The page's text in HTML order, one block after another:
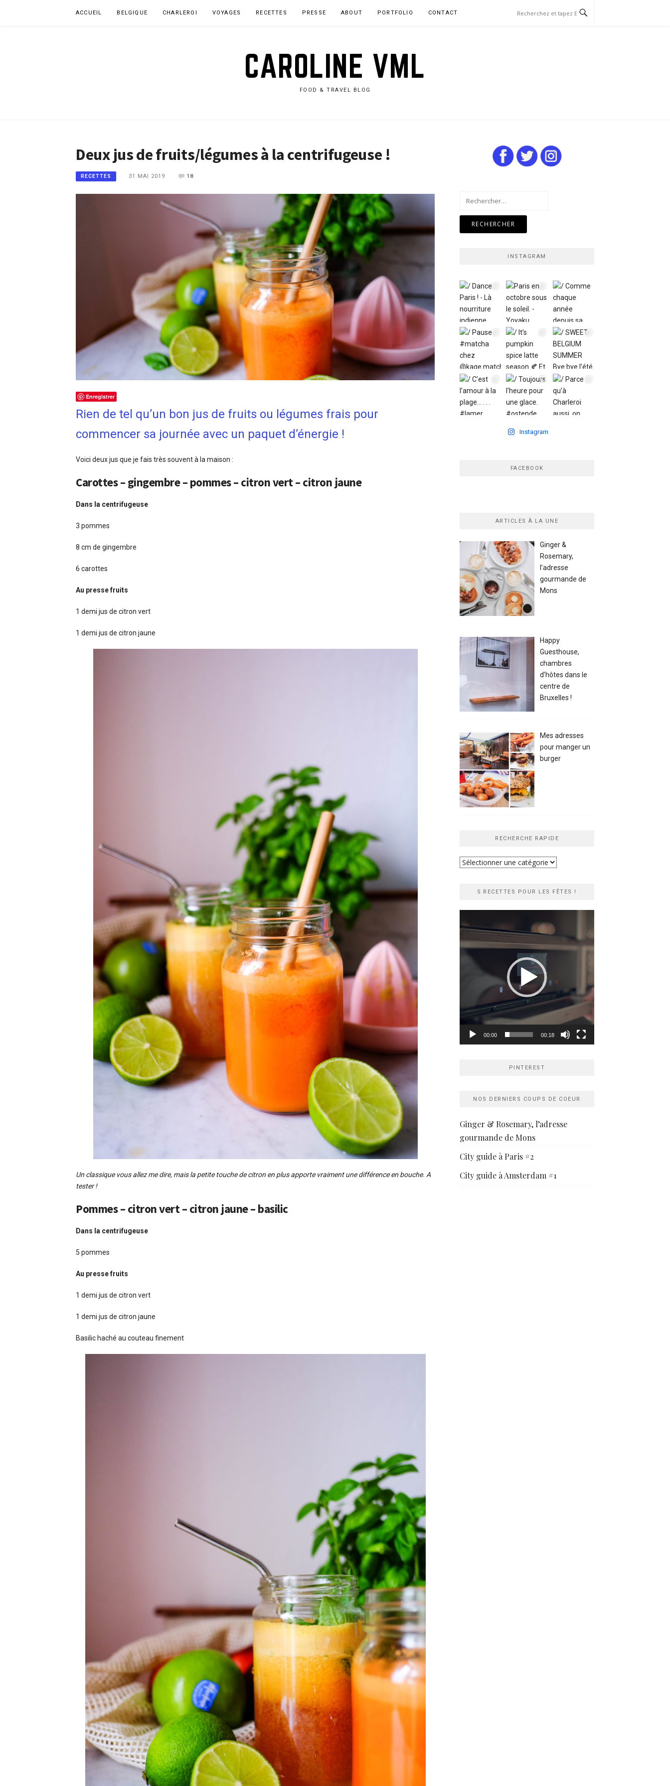
ACCUEIL BELGIQUE CHARLEROI VOYAGES RECETTES PRESSE ABOUT PORTFOLIO CONTACT
CAROLINE VML
FOOD & TRAVEL BLOG
Deux jus de fruits/légumes à la centrifugeuse !
RECETTES 31 MAI 2019 18
Enregistrer
Rien de tel qu’un bon jus de fruits ou légumes frais pour
commencer sa journée avec un paquet d’énergie !
Voici deux jus que je fais très souvent à la maison :
Carottes – gingembre – pommes – citron vert – citron jaune
Dans la centrifugeuse
3 pommes
8 cm de gingembre
6 carottes
Au presse fruits
1 demi jus de citron vert
1 demi jus de citron jaune
Un classique vous allez me dire, mais la petite touche de citron en plus apporte vraiment une différence en bouche. A
tester !
Pommes – citron vert – citron jaune – basilic
Dans la centrifugeuse
5 pommes
Au presse fruits
1 demi jus de citron vert
1 demi jus de citron jaune
Basilic haché au couteau finement
INSTAGRAM
Instagram
FACEBOOK
ARTICLES À LA UNE
Ginger &
Rosemary,
l’adresse
gourmande de
Mons
Happy
Guesthouse,
chambres
d’hôtes dans le
centre de
Bruxelles !
Mes adresses
pour manger un
burger
RECHERCHE RAPIDE
Recherche
5 RECETTES POUR LES FÊTES !
vidéo
00:00 00:18
PINTEREST
NOS DERNIERS COUPS DE COEUR
Ginger & Rosemary, l’adresse
gourmande de Mons
City guide à Paris #2
City guide à Amsterdam #1